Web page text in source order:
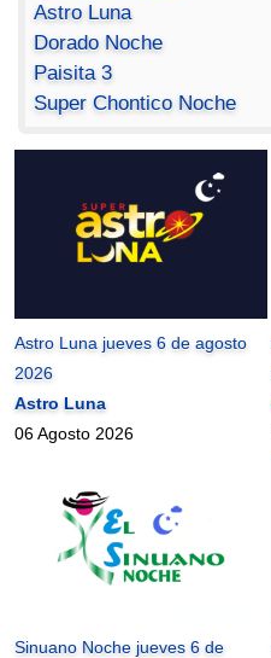
Astro Luna
Dorado Noche
Paisita 3
Super Chontico Noche
Astro Luna jueves 6 de agosto
2026
Astro Luna
06 Agosto 2026
Sinuano Noche jueves 6 de